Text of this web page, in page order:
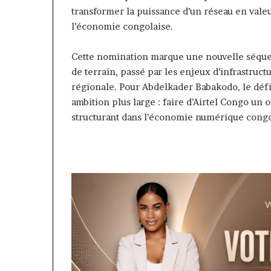
transformer la puissance d’un réseau en
l’économie congolaise.
Cette nomination marque une nouvelle
de terrain, passé par les enjeux
régionale. Pour Abdelkader Babakodo, le
ambition plus large : faire d’Airtel Congo
structurant dans l’économie numérique